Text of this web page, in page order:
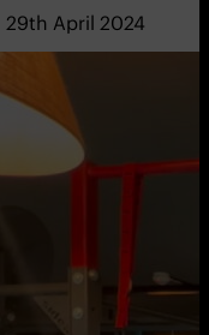
29th April 2024